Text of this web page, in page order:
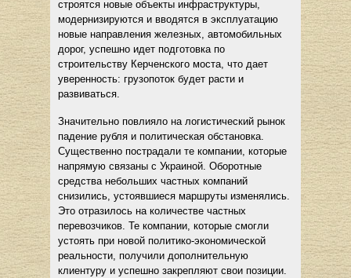
строятся новые объекты инфраструктуры,
модернизируются и вводятся в эксплуатацию
новые направления железных, автомобильных
дорог, успешно идет подготовка по
строительству Керченского моста, что дает
уверенность: грузопоток будет расти и
развиваться.
Значительно повлияло на логистический рынок
падение рубля и политическая обстановка.
Существенно пострадали те компании, которые
напрямую связаны с Украиной. Оборотные
средства небольших частных компаний
снизились, устоявшиеся маршруты изменялись.
Это отразилось на количестве частных
перевозчиков. Те компании, которые смогли
устоять при новой политико-экономической
реальности, получили дополнительную
клиентуру и успешно закрепляют свои позиции.